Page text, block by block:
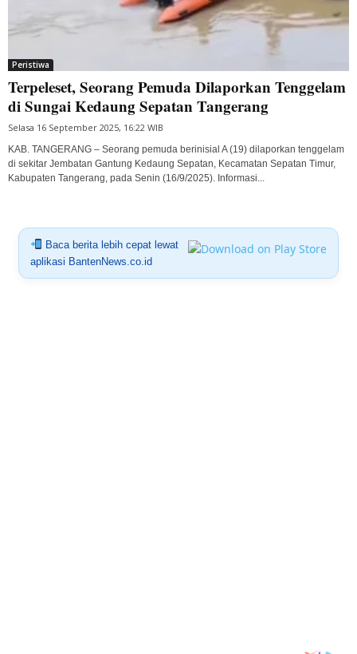
Peristiwa
Terpeleset, Seorang Pemuda Dilaporkan Tenggelam
di Sungai Kedaung Sepatan Tangerang
Selasa 16 September 2025, 16:22 WIB
KAB. TANGERANG – Seorang pemuda berinisial A (19) dilaporkan tenggelam
di sekitar Jembatan Gantung Kedaung Sepatan, Kecamatan Sepatan Timur,
Kabupaten Tangerang, pada Senin (16/9/2025). Informasi...
Baca berita lebih cepat lewat
aplikasi BantenNews.co.id